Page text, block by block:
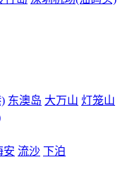
东澳岛 大万山 灯笼山
安 流沙 下泊